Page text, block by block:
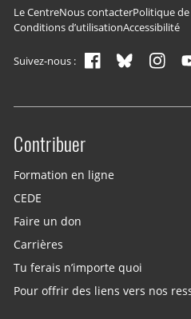
Navigation du
Le CentreNous contacterPolitique
Conditions d’utilisationAccessibilité
Suivez-nous :
Site menu
Contribuer
Formation en ligne
CEDE
Faire un don
Carrières
Tu ferais n’importe quoi
Pour offrir des liens vers nos